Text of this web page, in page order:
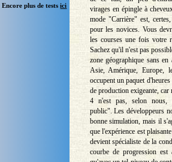
Encore plus de testsici
virages en épingle à
mode "Carrière" est,
pour les novices. Vous
les courses une fois votre
Sachez qu'il n'est pas
zone géographique sans
Asie, Amérique, Europe,
occupent un paquet
de production exigeante,
4 n'est pas, selon nous,
public". Les développeurs
bonne simulation, mais il
que l'expérience est
devient spécialiste de la
courbe de progression est